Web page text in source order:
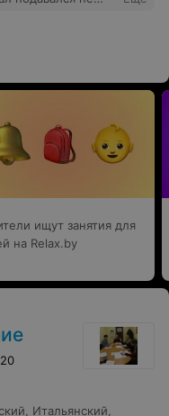
За данную
15 занятий,
лично Ваш
ищут занятия для
на Relax.by
, Итальянский,